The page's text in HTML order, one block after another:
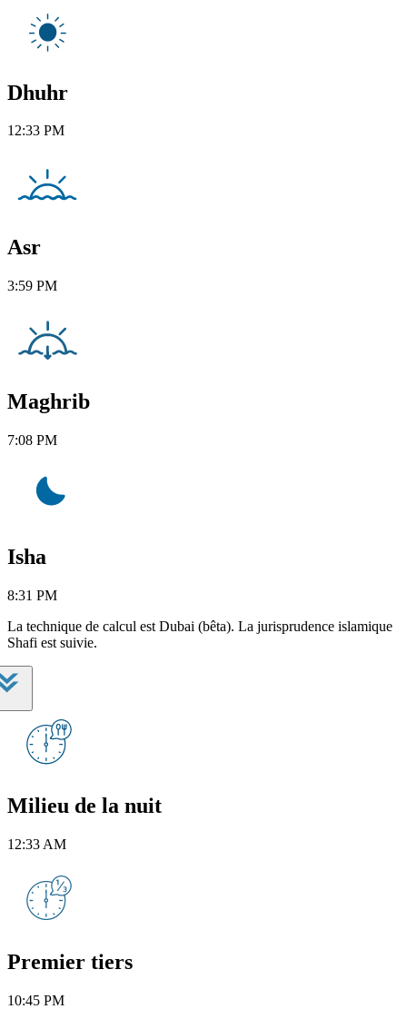
Dhuhr
12:33 PM
Asr
3:59 PM
Maghrib
7:08 PM
Isha
8:31 PM
La technique de calcul est Dubai (bêta). La jurisprudence islamique
Shafi est suivie.
Milieu de la nuit
12:33 AM
Premier tiers
10:45 PM